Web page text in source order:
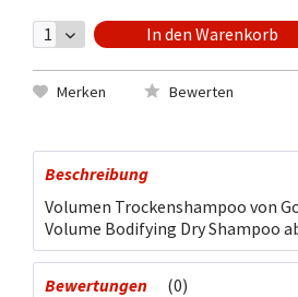
In den Warenkorb
Merken Bewerten
Beschreibung
Volumen Trockenshampoo von
Volume Bodifying Dry Shampoo
Bewertungen
0